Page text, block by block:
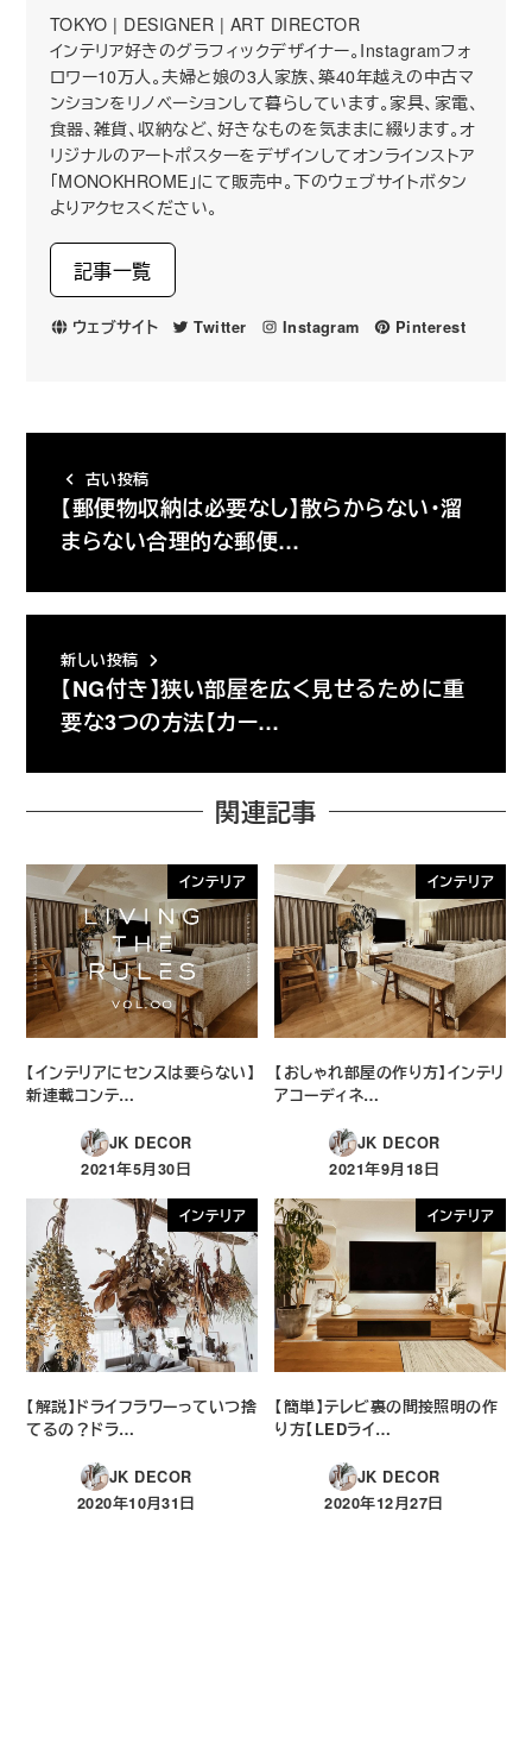
TOKYO | DESIGNER | ART DIRECTOR
インテリア好きのグラフィックデザイナー。Instagramフォ
ロワー10万人。夫婦と娘の3人家族、築40年越えの中古マ
ンションをリノベーションして暮らしています。家具、家電、
食器、雑貨、収納など、好きなものを気ままに綴ります。オ
リジナルのアートポスターをデザインしてオンラインストア
「MONOKHROME」にて販売中。下のウェブサイトボタン
よりアクセスください。
記事一覧
ウェブサイト Twitter Instagram Pinterest
古い投稿
【郵便物収納は必要なし】散らからない・溜
まらない合理的な郵便…
新しい投稿
【NG付き】狭い部屋を広く見せるために重
要な3つの方法【カー…
関連記事
インテリア
【インテリアにセンスは要らない】
新連載コンテ…
JK DECOR
投稿日
2021年5月30日
インテリア
【おしゃれ部屋の作り方】インテリ
アコーディネ…
JK DECOR
投稿日
2021年9月18日
インテリア
【解説】ドライフラワーっていつ捨
てるの？ドラ…
JK DECOR
投稿日
2020年10月31日
インテリア
【簡単】テレビ裏の間接照明の作
り方【LEDライ…
JK DECOR
投稿日
2020年12月27日